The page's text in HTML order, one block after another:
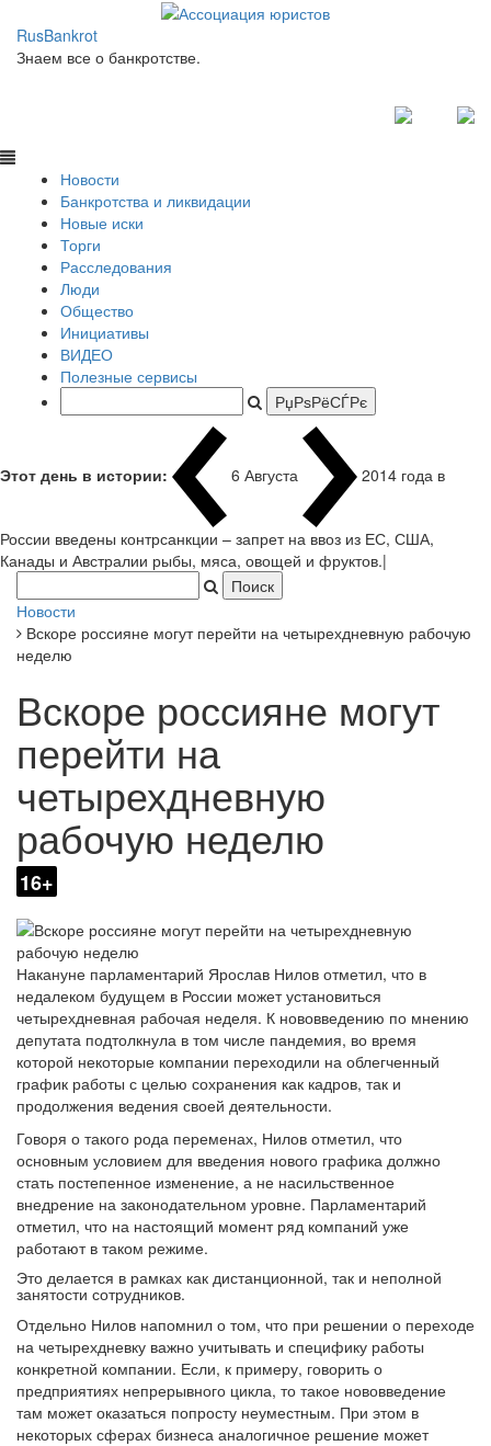
RusBankrot
Знаем все о банкротстве.
Новости
Банкротства и ликвидации
Новые иски
Торги
Расследования
Люди
Общество
Инициативы
ВИДЕО
Полезные сервисы
Этот день в истории: 6 Августа 2014 года в
России введены контрсанкции – запрет на ввоз из ЕС, США, Кан
Вскоре россияне могут перейти на четырехдневную рабочую
неделю
Вскоре россияне могут
перейти на
четырехдневную
рабочую неделю
16+
Накануне парламентарий Ярослав Нилов отметил, что в
недалеком будущем в России может установиться
четырехдневная рабочая неделя. К нововведению по мнению
депутата подтолкнула в том числе пандемия, во время
которой некоторые компании переходили на облегченный
график работы с целью сохранения как кадров, так и
продолжения ведения своей деятельности.
Говоря о такого рода переменах, Нилов отметил, что
основным условием для введения нового графика должно
стать постепенное изменение, а не насильственное
внедрение на законодательном уровне. Парламентарий
отметил, что на настоящий момент ряд компаний уже
работают в таком режиме.
Это делается в рамках как дистанционной, так и неполной
занятости сотрудников.
Отдельно Нилов напомнил о том, что при решении о переходе
на четырехдневку важно учитывать и специфику работы
конкретной компании. Если, к примеру, говорить о
предприятиях непрерывного цикла, то такое нововведение
там может оказаться попросту неуместным. При этом в
некоторых сферах бизнеса аналогичное решение может
привести к снижению уровня прибыли в компании.